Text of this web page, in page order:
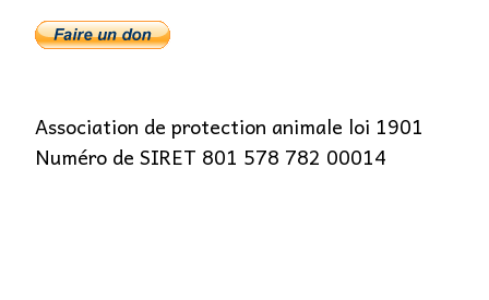
Association de protection animale loi 1901
Numéro de SIRET 801 578 782 00014